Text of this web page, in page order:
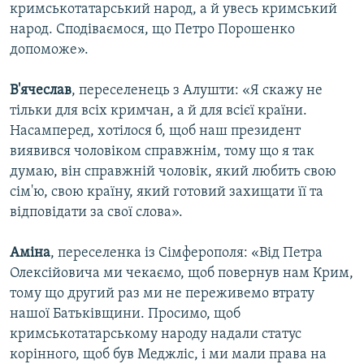
кримськотатарський народ, а й увесь кримський
народ. Сподіваємося, що Петро Порошенко
допоможе».
В'ячеслав, переселенець з Алушти: «Я скажу не
тільки для всіх кримчан, а й для всієї країни.
Насамперед, хотілося б, щоб наш президент
виявився чоловіком справжнім, тому що я так
думаю, він справжній чоловік, який любить свою
сім'ю, свою країну, який готовий захищати її та
відповідати за свої слова».
Аміна, переселенка із Сімферополя: «Від Петра
Олексійовича ми чекаємо, щоб повернув нам Крим,
тому що другий раз ми не переживемо втрату
нашої Батьківщини. Просимо, щоб
кримськотатарському народу надали статус
корінного, щоб був Меджліс, і ми мали права на